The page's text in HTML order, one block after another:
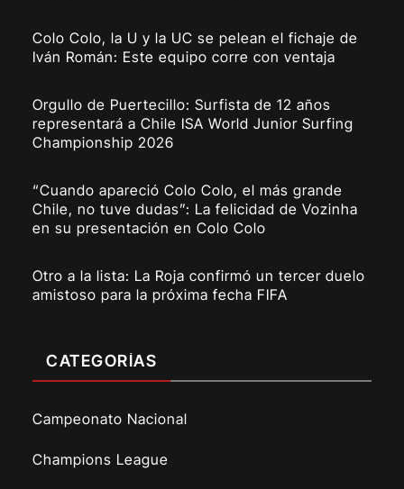
Colo Colo, la U y la UC se pelean el fichaje de
Iván Román: Este equipo corre con ventaja
Orgullo de Puertecillo: Surfista de 12 años
representará a Chile ISA World Junior Surfing
Championship 2026
“Cuando apareció Colo Colo, el más grande
Chile, no tuve dudas”: La felicidad de Vozinha
en su presentación en Colo Colo
Otro a la lista: La Roja confirmó un tercer duelo
amistoso para la próxima fecha FIFA
CATEGORÍAS
Campeonato Nacional
Champions League